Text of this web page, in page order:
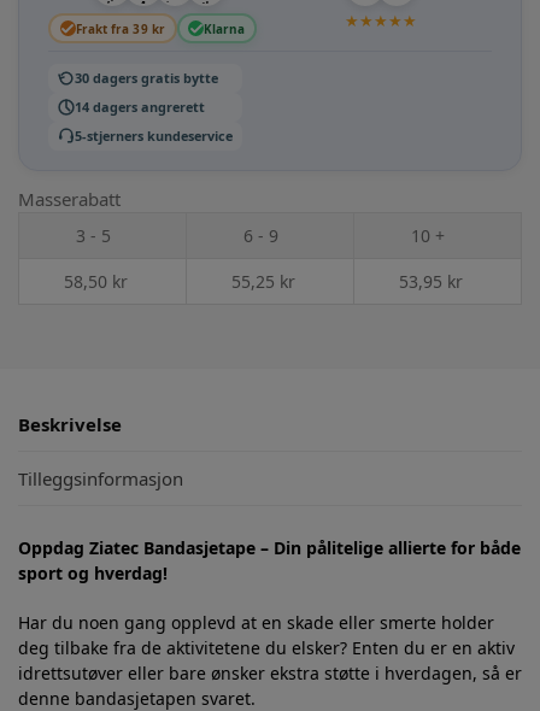
Frakt fra 39 kr Klarna ★★★★★
30 dagers gratis bytte
14 dagers angrerett
5-stjerners kundeservice
Masserabatt
3 - 5 6 - 9
10 +
58,50 kr 55,25 kr 53,95 kr
Beskrivelse
Tilleggsinformasjon
Oppdag Ziatec Bandasjetape – Din pålitelige allierte for både
sport og hverdag!
Har du noen gang opplevd at en skade eller smerte holder
deg tilbake fra de aktivitetene du elsker? Enten du er en aktiv
idrettsutøver eller bare ønsker ekstra støtte i hverdagen, så er
denne bandasjetapen svaret.